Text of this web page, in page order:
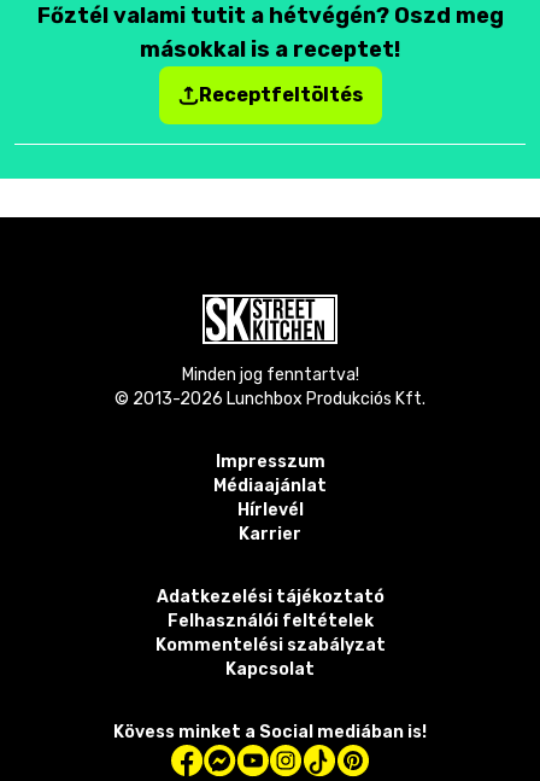
Főztél valami tutit a hétvégén? Oszd meg
másokkal is a receptet!
Receptfeltöltés
Minden jog fenntartva!
© 2013-2026 Lunchbox Produkciós Kft.
Impresszum
Médiaajánlat
Hírlevél
Karrier
Adatkezelési tájékoztató
Felhasználói feltételek
Kommentelési szabályzat
Kapcsolat
Kövess minket a Social mediában is!